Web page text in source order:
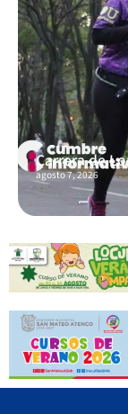
Carrera de
agosto 7, 2026